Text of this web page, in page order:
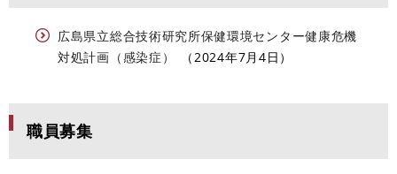
広島県立総合技術研究所保健環境センター健康危機
対処計画（感染症）
2024年7月4日
職員募集